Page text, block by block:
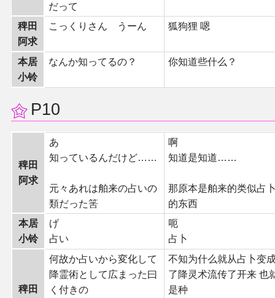
だって
稗田
阿求
こっくりさん うーん 狐狗狸 嗯
本居
小铃
なんか知ってるの？ 你知道些什么？
P10
稗田
阿求
あ
知っているんだけど……
元々あれは舶来の占いの
類だった筈
啊
知道是知道……
那原本是舶来的类似占
的东西
本居
小铃
げ
占い
呃
占卜
稗田
何故か占いから変化して
降霊術として広まった曰
く付きの
不知为什么就从占卜变
了降灵术流传了开来 也
是种